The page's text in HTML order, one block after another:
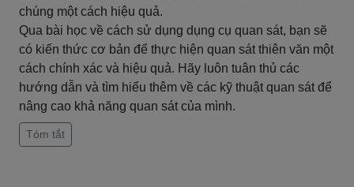
chúng một cách hiệu quả.
Qua bài học về cách sử dụng dụng cụ quan sát, bạn sẽ
có kiến thức cơ bản để thực hiện quan sát thiên văn một
cách chính xác và hiệu quả. Hãy luôn tuân thủ các
hướng dẫn và tìm hiểu thêm về các kỹ thuật quan sát để
nâng cao khả năng quan sát của mình.
Tóm tắt